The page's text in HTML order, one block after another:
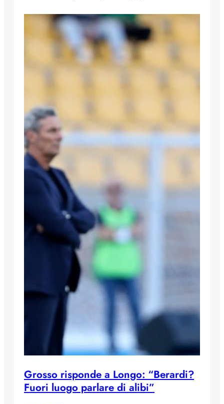
Grosso risponde a Longo: “Berardi?
Fuori luogo parlare di alibi”